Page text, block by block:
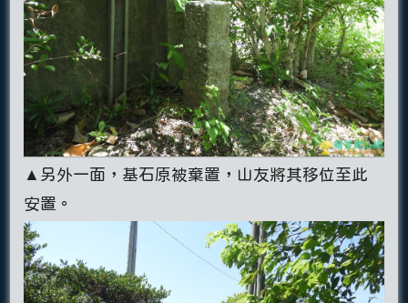
▲另外一面，基石原被棄置，山友將其移位至此
安置。